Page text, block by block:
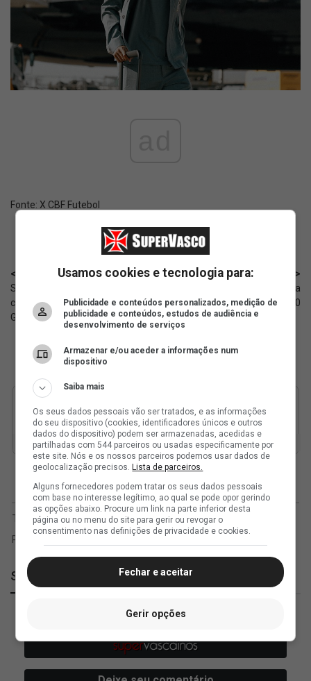
Fonte: X CBF Futebol
< Anterior
Sob vaias, jogadores saíram do
campo cabisbaixos; Renato
Gaúcho 'fugiu'
Próximo >
Recriação por IA mostra Barbosa
e Eli no Maracanã em 1950
SuperVasco
Usamos cookies e tecnologia para:
Publicidade e conteúdos personalizados, medição de
publicidade e conteúdos, estudos de audiência e
desenvolvimento de serviços
Armazenar e/ou aceder a informações num
dispositivo
Saiba mais
Os seus dados pessoais vão ser tratados, e as informações
do seu dispositivo (cookies, identificadores únicos e outros
dados do dispositivo) podem ser armazenadas, acedidas e
partilhadas com 544 parceiros ou usadas especificamente por
este site. Nós e os nossos parceiros podemos usar dados de
geolocalização precisos.Lista de parceiros.
Alguns fornecedores podem tratar os seus dados pessoais
com base no interesse legítimo, ao qual se pode opor gerindo
as opções abaixo. Procure um link na parte inferior desta
página ou no menu do site para gerir ou revogar o
consentimento nas definições de privacidade e cookies.
Fechar e aceitar
Gerir opções